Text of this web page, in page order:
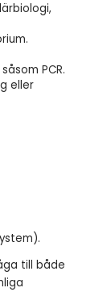
PCR.
eller
till både